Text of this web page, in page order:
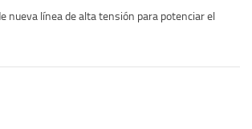
nueva línea de alta tensión para potenciar el